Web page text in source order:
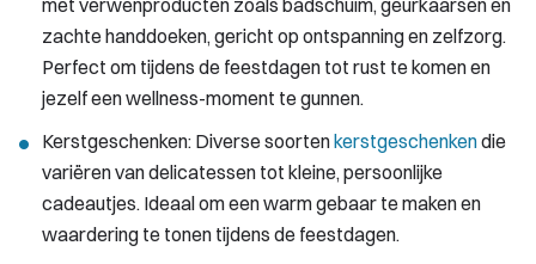
met verwenproducten zoals badschuim, geurkaarsen en
zachte handdoeken, gericht op ontspanning en zelfzorg.
Perfect om tijdens de feestdagen tot rust te komen en
jezelf een wellness-moment te gunnen.
Kerstgeschenken: Diverse soortenkerstgeschenkendie
variëren van delicatessen tot kleine, persoonlijke
cadeautjes. Ideaal om een warm gebaar te maken en
waardering te tonen tijdens de feestdagen.